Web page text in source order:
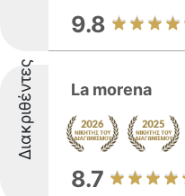
9.8
Διακριθέντες La morena
8.7